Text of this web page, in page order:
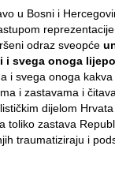
u Bosni i
reprezentacije
odraz sveopće
i svega onoga
i svega onoga
i zastavama i
dijelom
toliko zastava
traumatiziraju i